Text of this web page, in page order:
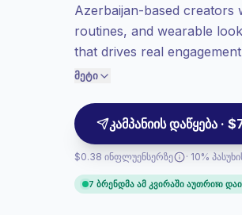
Azerbaijan-based
routines, and wearable
that drives real
tutorial-led posts and
მეტი
კამპანიის დაწყება ·
$0.38 ინფლუენსერზე
შერეული მიზიდულობა, დიდი
მეტი ღირებულება კონტაქტზე.
ტოპ ჩართულობა(13.9% საშუალო
ჩართული აუდიტორია უკეთ ითხოვს,
ამიტომ ჩვენ ფასი აქ
· 10%
7 ბრენდმა ამ კვირაში აუთრიচი